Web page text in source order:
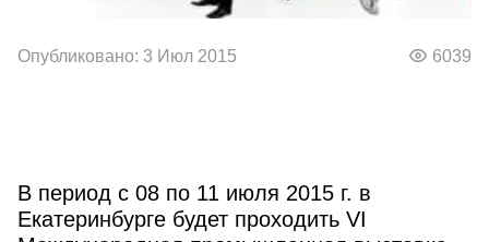
Опубликовано: 3 Июл 2015 6039
В период с 08 по 11 июля 2015 г. в
Екатеринбурге будет проходить VI